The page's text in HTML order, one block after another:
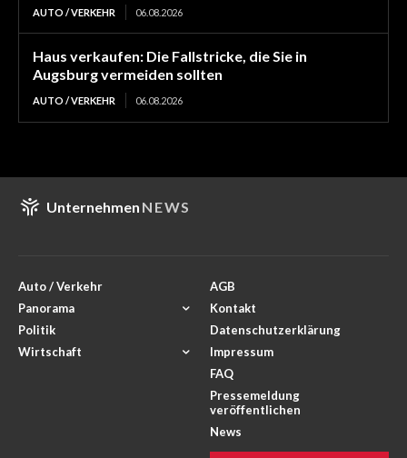
AUTO / VERKEHR 06.08.2026
Haus verkaufen: Die Fallstricke, die Sie in
Augsburg vermeiden sollten
AUTO / VERKEHR 06.08.2026
Unternehmen NEWS
Auto / Verkehr
Panorama
Politik
Wirtschaft
AGB
Kontakt
Datenschutzerklärung
Impressum
FAQ
Pressemeldung
veröffentlichen
News